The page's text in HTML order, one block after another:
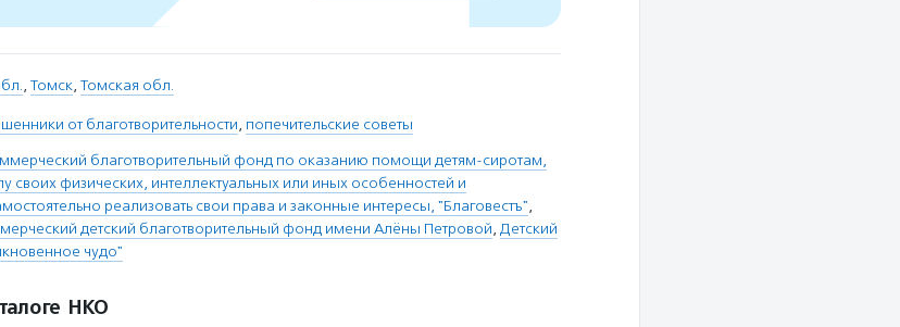
, Томск, Томская обл.
от благотворительности, попечительские советы
благотворительный фонд по оказанию помощи детям-сиротам,
своих физических, интеллектуальных или иных особенностей и
реализовать свои права и законные интересы, "Благовестъ",
детский благотворительный фонд имени Алёны Петровой, Детский
чудо"
НКО